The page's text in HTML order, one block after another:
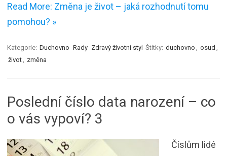
Read More: Změna je život – jaká rozhodnutí tomu
pomohou? »
Kategorie: Duchovno Rady Zdravý životní styl Štítky: duchovno osud
život
změna
Poslední číslo data narození – co
o vás vypoví? 3
Číslům lidé